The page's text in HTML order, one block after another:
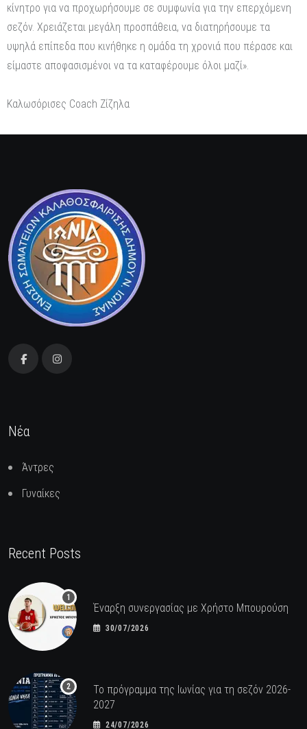
κίνητρο για να προχωρήσουμε σε συμφωνία για την επερχόμενη
σεζόν. Χρειάζεται μεγάλη προσπάθεια, να διατηρήσουμε τα
υψηλά επίπεδα που κινήθηκε η ομάδα τη χρονιά που πέρασε και
είμαστε αποφασισμένοι να τα καταφέρουμε όλοι μαζί».
Καλωσόρισες Coach Ζίζηλα
Νέα
Άντρες
Γυναίκες
Recent Posts
Έναρξη συνεργασίας με Χρήστο Μπουρούση
30/07/2026
Το πρόγραμμα της Ιωνίας για τη σεζόν 2026-
2027
24/07/2026